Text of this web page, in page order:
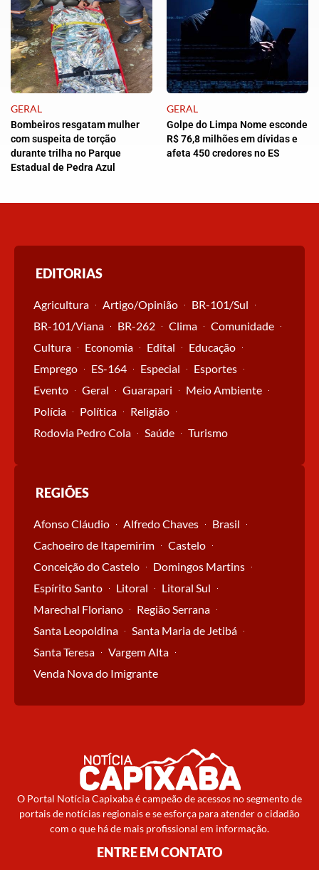
GERAL
Bombeiros resgatam mulher
com suspeita de torção
durante trilha no Parque
Estadual de Pedra Azul
GERAL
Golpe do Limpa Nome esconde
R$ 76,8 milhões em dívidas e
afeta 450 credores no ES
EDITORIAS
Agricultura Artigo/Opinião
BR-101/Sul
BR-101/Viana
BR-262 Clima
Comunidade
Cultura
Economia Edital
Educação
Emprego
ES-164 Especial
Esportes
Evento
Geral Guarapari
Meio Ambiente
Polícia
Política
Religião
Rodovia Pedro Cola
Saúde Turismo
REGIÕES
Afonso Cláudio Alfredo Chaves
Brasil
Cachoeiro de Itapemirim
Castelo
Conceição do Castelo
Domingos Martins
Espírito Santo
Litoral
Litoral Sul
Marechal Floriano
Região Serrana
Santa Leopoldina
Santa Maria de Jetibá
Santa Teresa
Vargem Alta
Venda Nova do Imigrante
O Portal Notícia Capixaba é campeão de acessos no segmento de
portais de notícias regionais e se esforça para atender o cidadão
com o que há de mais profissional em informação.
ENTRE EM CONTATO